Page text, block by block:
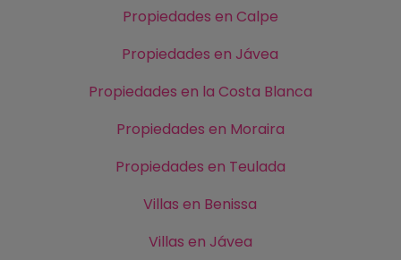
Propiedades en Calpe
Propiedades en Jávea
Propiedades en la Costa Blanca
Propiedades en Moraira
Propiedades en Teulada
Villas en Benissa
Villas en Jávea